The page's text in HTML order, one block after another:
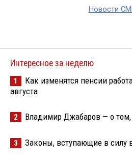
Новости
Интересное за неделю
1
Как изменятся пенсии
августа
2 Владимир Джабаров — о
3 Законы, вступающие в силу